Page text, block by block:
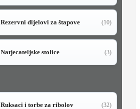
Rezervni dijelovi za štapove (10)
Natjecateljske stolice (3)
Ruksaci i torbe za ribolov (32)